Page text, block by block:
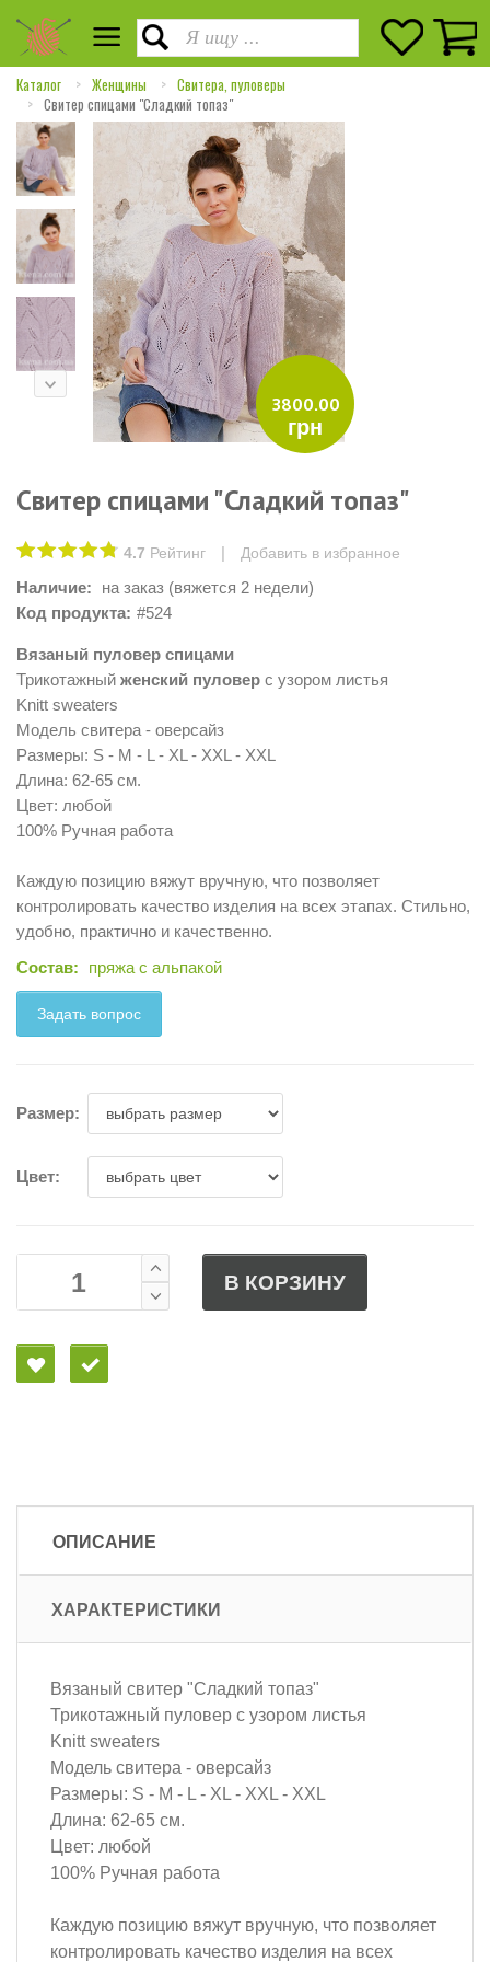
Каталог Женщины
Свитера, пуловеры
Cвитер спицами "Сладкий топаз"
3800.00
грн
Cвитер спицами "Сладкий топаз"
4.7 Рейтинг | Добавить в избранное
Наличие:
на заказ (вяжется 2 недели)
Код продукта: #524
Вязаный пуловер спицами
Трикотажный женский пуловер с узором листья
Knitt sweaters
Модель свитера - оверсайз
Размеры: S - M - L - XL - XXL - XXL
Длина: 62-65 см.
Цвет: любой
100% Ручная работа
Каждую позицию вяжут вручную, что позволяет
контролировать качество изделия на всех этапах. Стильно,
удобно, практично и качественно.
Состав:
пряжа с альпакой
Задать вопрос
Размер:
Цвет:
В КОРЗИНУ
ОПИСАНИЕ
ХАРАКТЕРИСТИКИ
Вязаный свитер "Сладкий топаз"
Трикотажный пуловер с узором листья
Knitt sweaters
Модель свитера - оверсайз
Размеры: S - M - L - XL - XXL - XXL
Длина: 62-65 см.
Цвет: любой
100% Ручная работа
Каждую позицию вяжут вручную, что позволяет
контролировать качество изделия на всех